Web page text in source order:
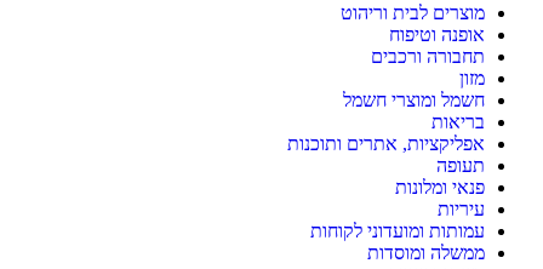
מוצרים לבית וריהוט
אופנה וטיפוח
תחבורה ורכבים
מזון
חשמל ומוצרי חשמל
בריאות
אפליקציות, אתרים ותוכנות
תעופה
פנאי ומלונות
עיריות
עמותות ומועדוני לקוחות
ממשלה ומוסדות